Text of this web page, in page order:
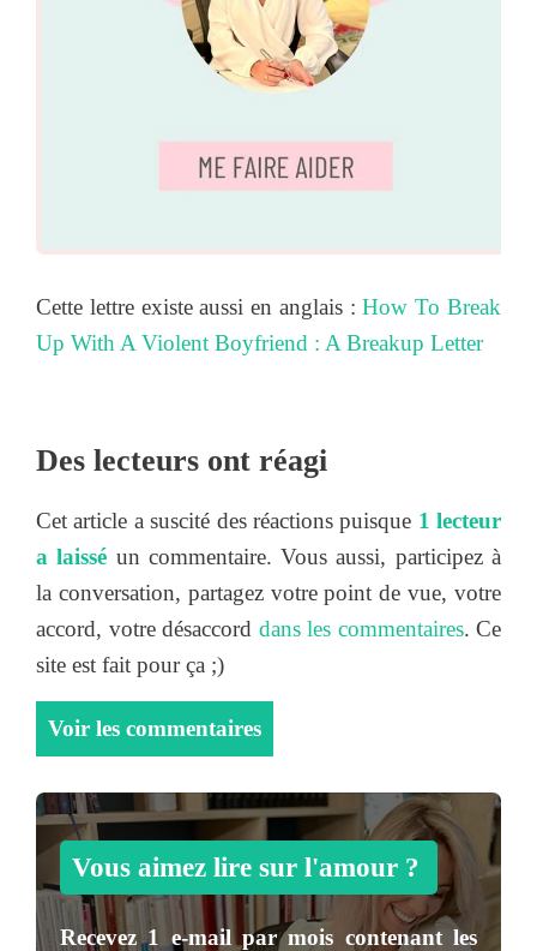
Cette lettre existe aussi en anglais :How To Break
Up With A Violent Boyfriend : A Breakup Letter
Des lecteurs ont réagi
Cet article a suscité des réactions puisque 1 lecteur
a laissé un commentaire. Vous aussi, participez à
la conversation, partagez votre point de vue, votre
accord, votre désaccord dans les commentaires. Ce
site est fait pour ça ;)
Voir les commentaires
Vous aimez lire sur l'amour ?
Recevez1 e-mail par mois contenant les